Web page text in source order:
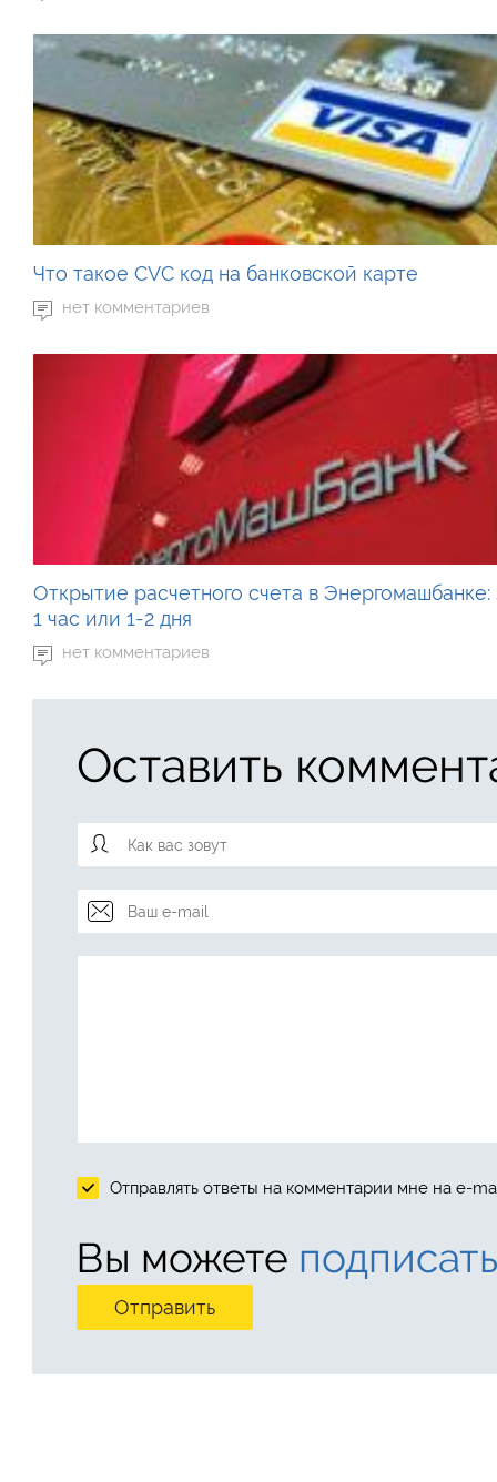
Что такое CVC код на банковской карте
нет комментариев
Открытие расчетного счета в Энергомашбанке:
1 час или 1-2 дня
нет комментариев
Оставить
Отправлять ответы на комментарии мне на e-
Вы можете